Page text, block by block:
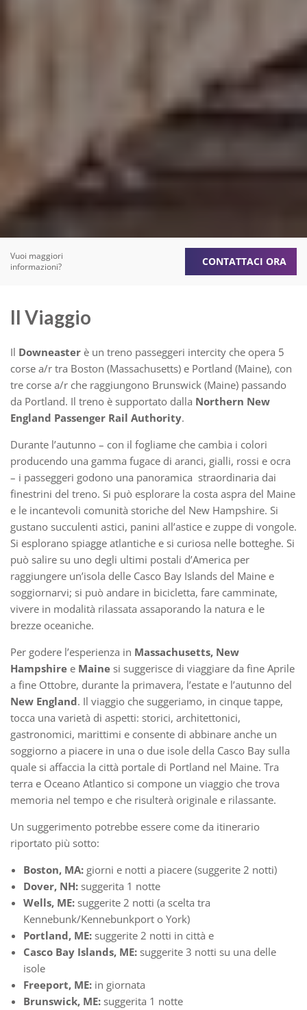
Vuoi maggiori
informazioni?
CONTATTACI ORA
Il Viaggio
Il Downeaster è un treno passeggeri intercity che opera 5
corse a/r tra Boston (Massachusetts) e Portland (Maine), con
tre corse a/r che raggiungono Brunswick (Maine) passando
da Portland. Il treno è supportato dalla Northern New
England Passenger Rail Authority.
Durante l’autunno – con il fogliame che cambia i colori
producendo una gamma fugace di aranci, gialli, rossi e ocra
– i passeggeri godono una panoramica straordinaria dai
finestrini del treno. Si può esplorare la costa aspra del Maine
e le incantevoli comunità storiche del New Hampshire. Si
gustano succulenti astici, panini all’astice e zuppe di vongole.
Si esplorano spiagge atlantiche e si curiosa nelle botteghe. Si
può salire su uno degli ultimi postali d’America per
raggiungere un’isola delle Casco Bay Islands del Maine e
soggiornarvi; si può andare in bicicletta, fare camminate,
vivere in modalità rilassata assaporando la natura e le
brezze oceaniche.
Per godere l’esperienza in Massachusetts, New
Hampshire e Maine si suggerisce di viaggiare da fine Aprile
a fine Ottobre, durante la primavera, l’estate e l’autunno del
New England. Il viaggio che suggeriamo, in cinque tappe,
tocca una varietà di aspetti: storici, architettonici,
gastronomici, marittimi e consente di abbinare anche un
soggiorno a piacere in una o due isole della Casco Bay sulla
quale si affaccia la città portale di Portland nel Maine. Tra
terra e Oceano Atlantico si compone un viaggio che trova
memoria nel tempo e che risulterà originale e rilassante.
Un suggerimento potrebbe essere come da itinerario
riportato più sotto:
Boston, MA:giorni e notti a piacere (suggerite 2 notti)
Dover, NH:suggerita 1 notte
Wells, ME:suggerite 2 notti (a scelta tra
Kennebunk/Kennebunkport o York)
Portland, ME:suggerite 2 notti in città e
Casco Bay Islands, ME:suggerite 3 notti su una delle
isole
Freeport, ME:in giornata
Brunswick, ME:suggerita 1 notte